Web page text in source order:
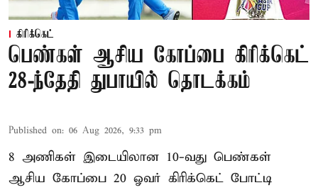
கிரிக்கெட்
பெண்கள் ஆசிய கோப்பை கிரிக்கெட்
28-ந்தேதி துபாயில் தொடக்கம்
Published on: 06 Aug 2026, 9:33 pm
8 அணிகள் இடையிலான 10-வது பெண்கள்
ஆசிய கோப்பை 20 ஓவர் கிரிக்கெட் போட்டி